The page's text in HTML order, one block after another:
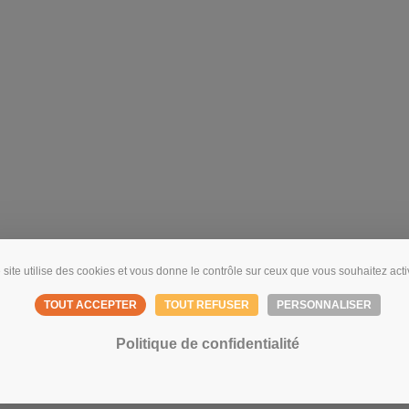
site utilise des cookies et vous donne le contrôle sur ceux que vous souhaitez
TOUT ACCEPTER TOUT REFUSER PERSONNALISER
Politique de confidentialité